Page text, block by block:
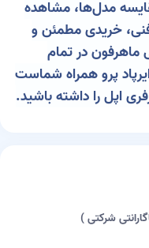
مدل‌ها، مشاهده
خریدی مطمئن و
ماهرفون در تمام
پرو همراه شماست
اپل را داشته باشید.